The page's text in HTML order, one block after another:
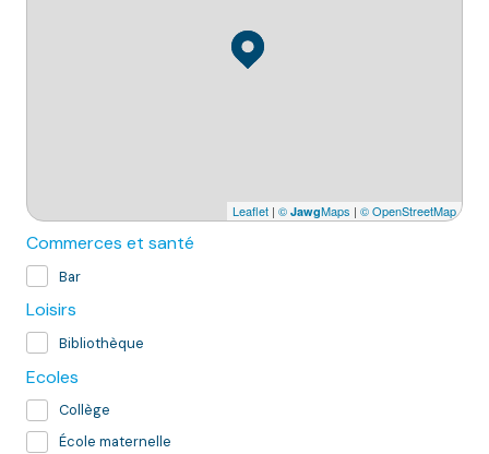
Leaflet | © JawgMaps | © OpenStreetMap
Commerces et santé
Bar
Loisirs
Bibliothèque
Ecoles
Collège
École maternelle